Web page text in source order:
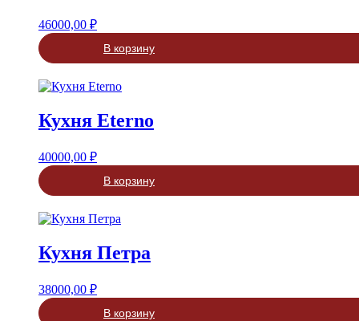
46000,00 ₽
В корзину
Кухня Eterno
40000,00 ₽
В корзину
Кухня Петра
38000,00 ₽
В корзину